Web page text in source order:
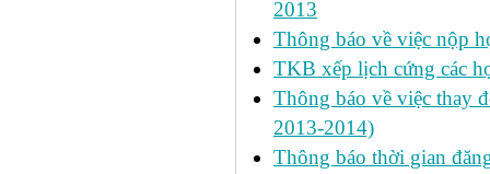
2013
Thông báo về việc nộp
TKB xếp lịch cứng các
Thông báo về việc thay
2013-2014)
Thông báo thời gian